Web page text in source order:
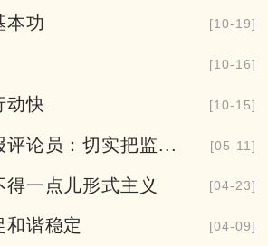
本功 [10-19]
[10-16]
动快 [10-15]
评论员：切实把监... [05-11]
一点儿形式主义 [04-23]
和谐稳定 [04-09]